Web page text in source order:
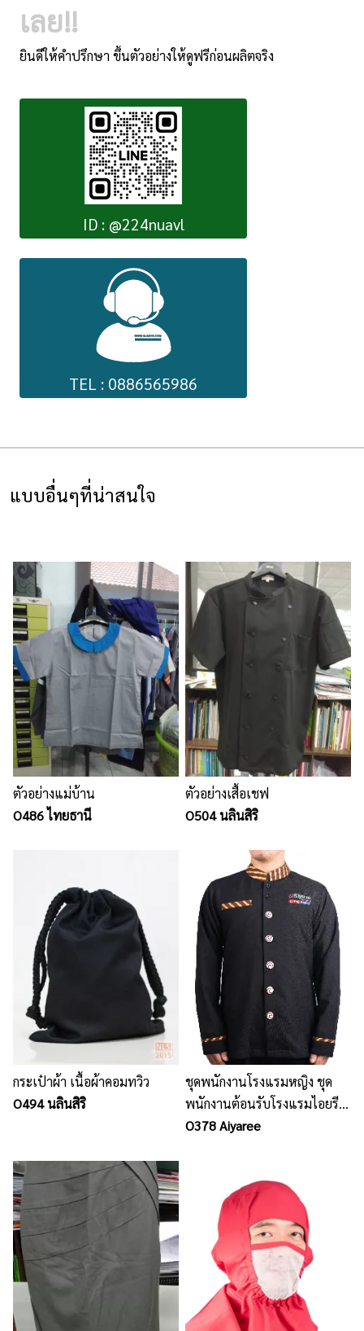
เลย!!
ยินดีให้คำปรึกษา ขึ้นตัวอย่างให้ดูฟรีก่อนผลิตจริง
ID : @224nuavl
TEL : 0886565986
แบบอื่นๆที่น่าสนใจ
ตัวอย่างแม่บ้าน
O486 ไทยธานี
ตัวอย่างเสื้อเชฟ
O504 นลินสิริ
กระเป๋าผ้า เนื้อผ้าคอมทวิว
O494 นลินสิริ
ชุดพนักงานโรงแรมหญิง ชุด
พนักงานต้อนรับโรงแรมไอยรี
เพลส / นลินสิริ รับตัดชุด
O378 Aiyaree